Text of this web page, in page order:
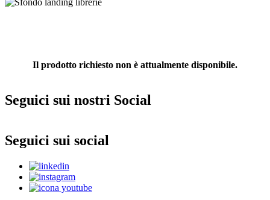
Il prodotto richiesto non è attualmente disponibile.
Seguici sui nostri Social
Seguici sui social